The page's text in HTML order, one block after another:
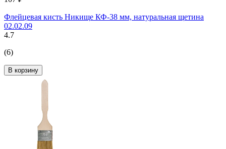
Флейцевая кисть Никище КФ-38 мм, натуральная щетина
02.02.09
4.7
(6)
В корзину